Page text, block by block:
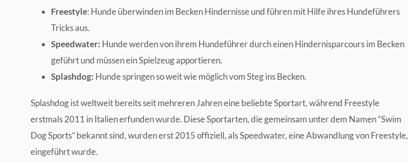
Freestyle: Hunde überwinden im Becken Hindernisse und führen mit Hilfe ihres Hundeführers
Tricks aus.
Speedwater: Hunde werden von ihrem Hundeführer durch einen Hindernisparcours im Becken
geführt und müssen ein Spielzeug apportieren.
Splashdog: Hunde springen so weit wie möglich vom Steg ins Becken.
Splashdog ist weltweit bereits seit mehreren Jahren eine beliebte Sportart, während Freestyle
erstmals 2011 in Italien erfunden wurde. Diese Sportarten, die gemeinsam unter dem Namen “Swim
Dog Sports” bekannt sind, wurden erst 2015 offiziell, als Speedwater, eine Abwandlung von Freestyle,
eingeführt wurde.